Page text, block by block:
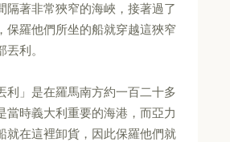
隔著非常狹窄的海峽，接著過了
保羅他們所坐的船就穿越這狹窄
利。
利」是在羅馬南方約一百二十多
當時義大利重要的海港，而亞力
就在這裡卸貨，因此保羅他們就